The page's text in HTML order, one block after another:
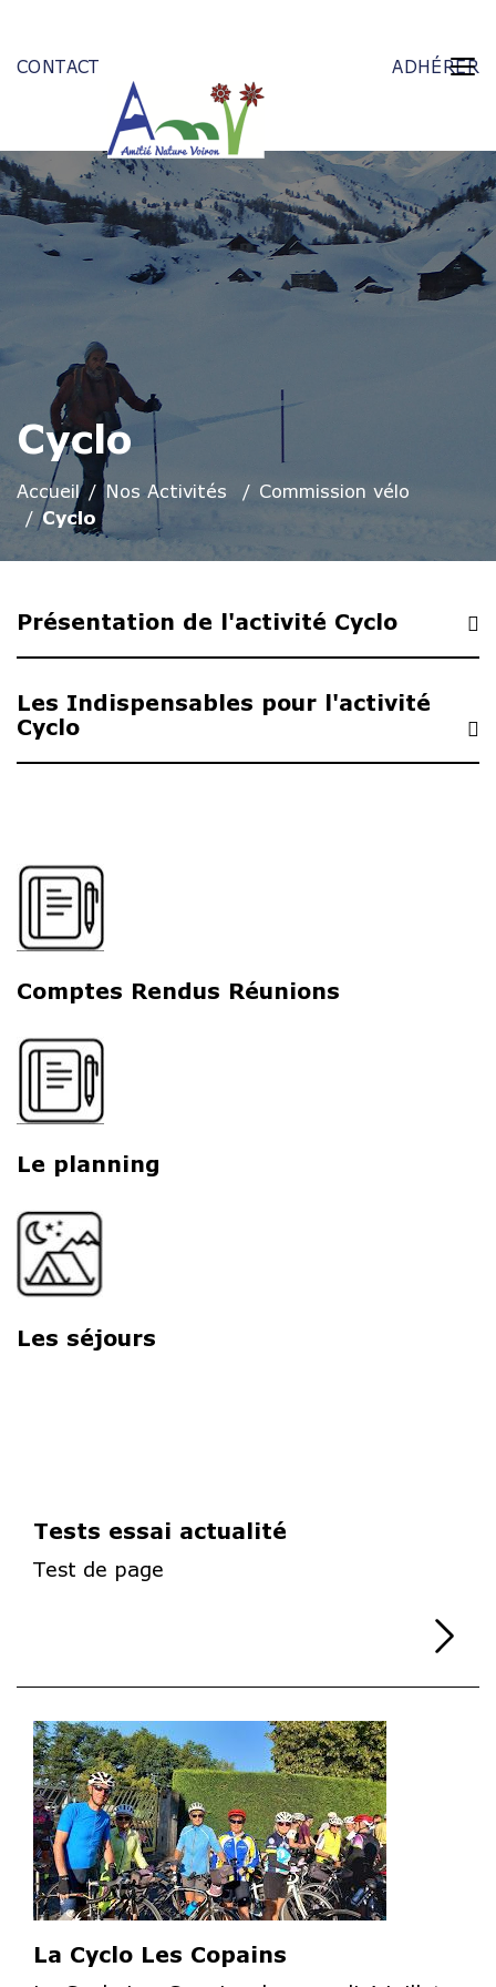
CONTACT ADHÉRER
Cyclo
Accueil Nos Activités
Commission vélo
Cyclo
Présentation de l'activité Cyclo
Les Indispensables pour l'activité
Cyclo
Comptes Rendus Réunions
Le planning
Les séjours
Tests essai actualité
Test de page
La Cyclo Les Copains